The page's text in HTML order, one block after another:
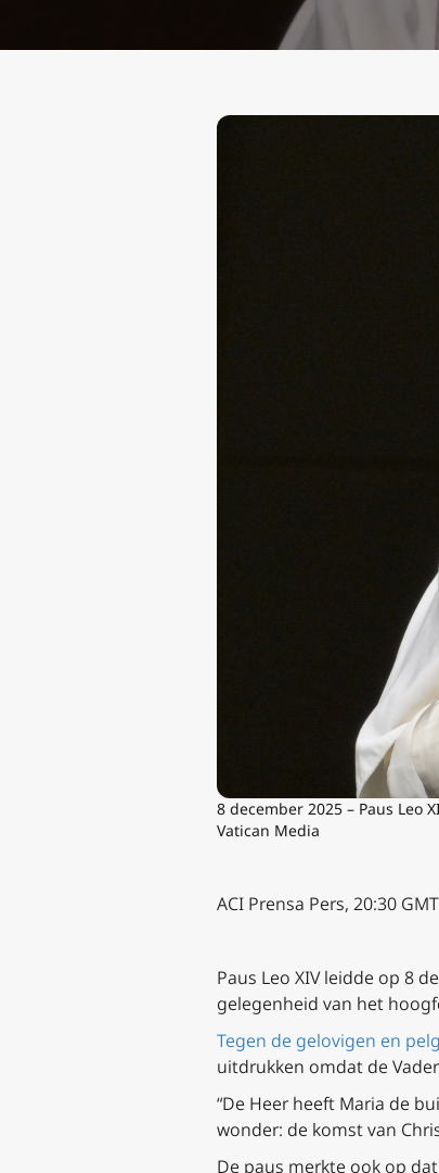
8 december 2025 – Paus Leo
Vatican Media
ACI Prensa Pers, 20:30
Paus Leo XIV leidde op 8
gelegenheid van het
Tegen de gelovigen en
uitdrukken omdat de
“De Heer heeft Maria de
wonder: de komst van
De paus merkte ook op